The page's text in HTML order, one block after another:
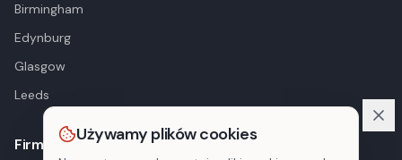
Birmingham
Edynburg
Glasgow
Leeds
Firma Używamy plików cookies